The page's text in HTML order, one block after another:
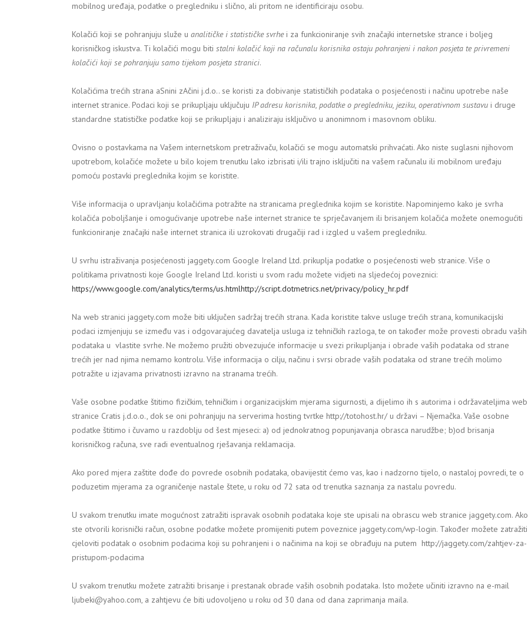
mobilnog uređaja, podatke o pregledniku i slično, ali pritom ne identificiraju osobu.
Kolačići koji se pohranjuju služe u analitičke i statističke svrhei za funkcioniranje svih značajki internetske strance i boljeg
korisničkog iskustva. Ti kolačići mogu biti stalni kolačić koji na računalu korisnika ostaju pohranjeni i nakon posjeta te privremeni
kolačići koji se pohranjuju samo tijekom posjeta stranici.
Kolačićima trećih strana aSnini zAčini j.d.o.. se koristi za dobivanje statističkih podataka o posjećenosti i načinu upotrebe naše
internet stranice. Podaci koji se prikupljaju uključuju IP adresu korisnika, podatke o pregledniku, jeziku, operativnom sustavu i druge
standardne statističke podatke koji se prikupljaju i analiziraju isključivo u anonimnom i masovnom obliku.
Ovisno o postavkama na Vašem internetskom pretraživaču, kolačići se mogu automatski prihvaćati. Ako niste suglasni njihovom
upotrebom, kolačiće možete u bilo kojem trenutku lako izbrisati i/ili trajno isključiti na vašem računalu ili mobilnom uređaju
pomoću postavki preglednika kojim se koristite.
Više informacija o upravljanju kolačićima potražite na stranicama preglednika kojim se koristite. Napominjemo kako je svrha
kolačića poboljšanje i omogućivanje upotrebe naše internet stranice te sprječavanjem ili brisanjem kolačića možete onemogućiti
funkcioniranje značajki naše internet stranica ili uzrokovati drugačiji rad i izgled u vašem pregledniku.
U svrhu istraživanja posjećenosti jaggety.com Google Ireland Ltd. prikuplja podatke o posjećenosti web stranice. Više o
politikama privatnosti koje Google Ireland Ltd. koristi u svom radu možete vidjeti na sljedećoj poveznici:
https://www.google.com/analytics/terms/us.htmlhttp://script.dotmetrics.net/privacy/policy_hr.pdf
Na web stranici jaggety.com može biti uključen sadržaj trećih strana. Kada koristite takve usluge trećih strana, komunikacijski
podaci izmjenjuju se između vas i odgovarajućeg davatelja usluga iz tehničkih razloga, te on također može provesti obradu vaših
podataka u vlastite svrhe. Ne možemo pružiti obvezujuće informacije u svezi prikupljanja i obrade vaših podataka od strane
trećih jer nad njima nemamo kontrolu. Više informacija o cilju, načinu i svrsi obrade vaših podataka od strane trećih molimo
potražite u izjavama privatnosti izravno na stranama trećih.
Vaše osobne podatke štitimo fizičkim, tehničkim i organizacijskim mjerama sigurnosti, a dijelimo ih s autorima i održavateljima web
stranice Cratis j.d.o.o., dok se oni pohranjuju na serverima hosting tvrtke http://totohost.hr/ u državi – Njemačka. Vaše osobne
podatke štitimo i čuvamo u razdoblju od šest mjeseci: a) od jednokratnog popunjavanja obrasca narudžbe; b)od brisanja
korisničkog računa, sve radi eventualnog rješavanja reklamacija.
Ako pored mjera zaštite dođe do povrede osobnih podataka, obavijestit ćemo vas, kao i nadzorno tijelo, o nastaloj povredi, te o
poduzetim mjerama za ograničenje nastale štete, u roku od 72 sata od trenutka saznanja za nastalu povredu.
U svakom trenutku imate mogućnost zatražiti ispravak osobnih podataka koje ste upisali na obrascu web stranice jaggety.com. Ako
ste otvorili korisnički račun, osobne podatke možete promijeniti putem poveznice jaggety.com/wp-login. Također možete zatražiti
cjeloviti podatak o osobnim podacima koji su pohranjeni i o načinima na koji se obrađuju na putem http://jaggety.com/zahtjev-za-
pristupom-podacima
U svakom trenutku možete zatražiti brisanje i prestanak obrade vaših osobnih podataka. Isto možete učiniti izravno na e-mail
ljubeki@yahoo.com, a zahtjevu će biti udovoljeno u roku od 30 dana od dana zaprimanja maila.